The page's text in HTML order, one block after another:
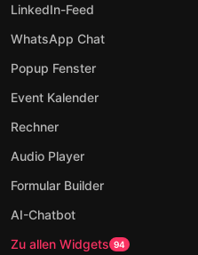
LinkedIn-Feed
WhatsApp Chat
Popup Fenster
Event Kalender
Rechner
Audio Player
Formular Builder
AI-Chatbot
Zu allen Widgets 94